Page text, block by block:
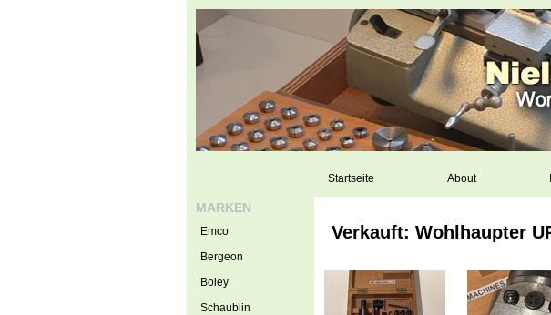
Startseite About
Verkauft: Wohlhaupter
MARKEN
Emco
Bergeon
Boley
Schaublin